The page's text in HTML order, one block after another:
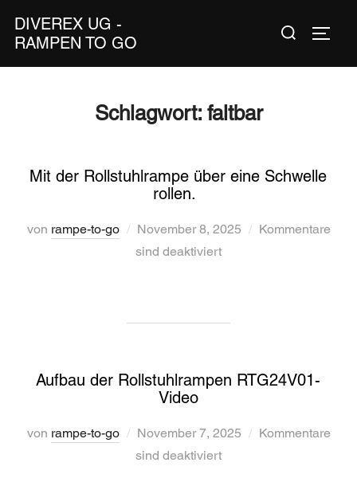
InhaltDIVEREX UG -
RAMPEN TO GO
Suchen
Schlagwort: faltbar
Mit der Rollstuhlrampe über eine Schwelle
rollen.
von rampe-to-go
Veröffentlicht
am
November 8, 2025
Kommentare
sind deaktiviert
Aufbau der Rollstuhlrampen RTG24V01-
Video
von rampe-to-go
Veröffentlicht
am
November 7, 2025
Kommentare
sind deaktiviert